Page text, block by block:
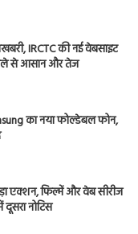
IRCTC की नई वेबसाइट
से आसान और तेज
का नया फोल्डेबल फोन,
एक्शन, फिल्में और वेब सीरीज
दूसरा नोटिस